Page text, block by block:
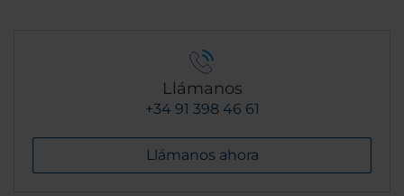
Llámanos
+34 91 398 46 61
Llámanos ahora